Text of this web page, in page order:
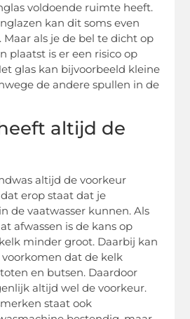
voldoende ruimte heeft.
kan dit soms even
als je de bel te dicht op
plaatst is er een risico op
glas kan bijvoorbeeld kleine
de andere spullen in de
altijd de
altijd de voorkeur
erop staat dat je
de vaatwasser kunnen. Als
afwassen is de kans op
minder groot. Daarbij kan
dat de kelk
en butsen. Daardoor
altijd wel de voorkeur.
staat ook